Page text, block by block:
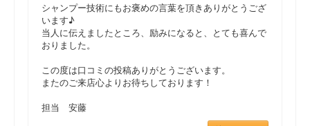
シャンプー技術にもお褒めの言葉を頂きありがとうござ
います♪
当人に伝えましたところ、励みになると、とても喜んで
おりました。
この度は口コミの投稿ありがとうございます。
またのご来店心よりお待ちしております！
担当 安藤